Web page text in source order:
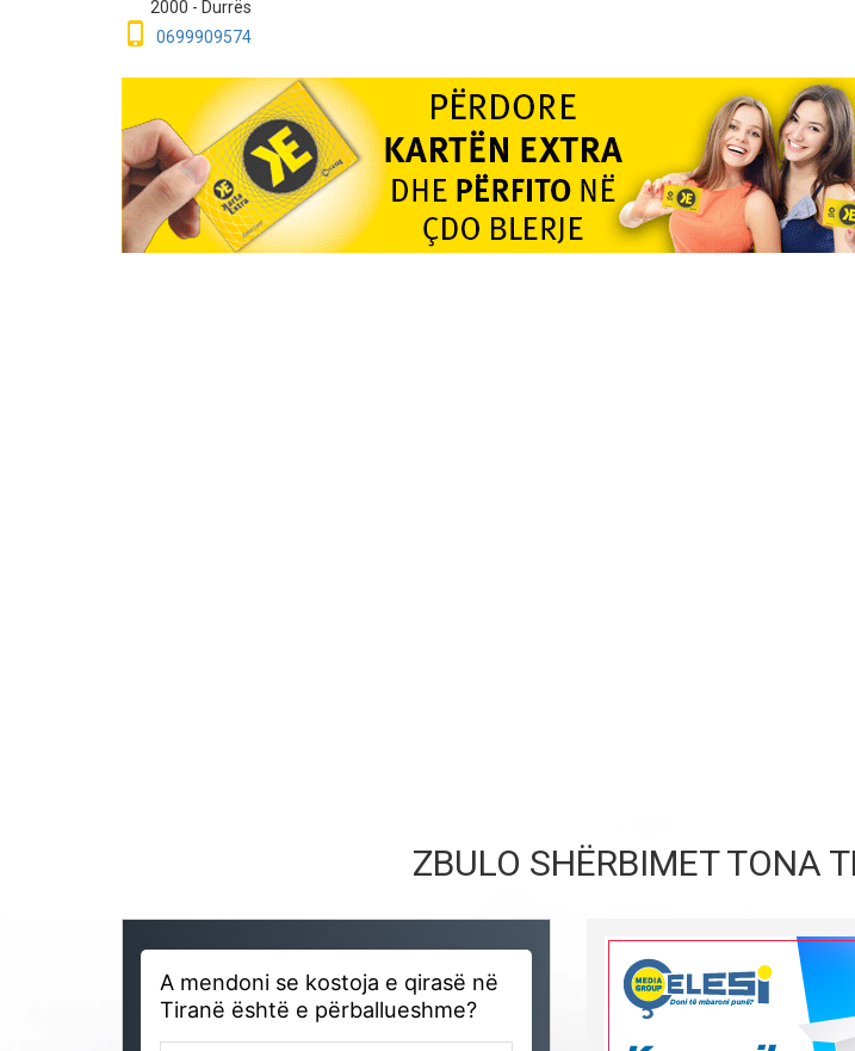
2000 - Durrës
phone_iphone 0699909574
ZBULO SHËRBIMET TONA